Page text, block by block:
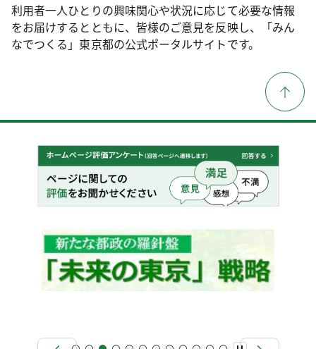
利用者一人ひとりの興味関心や状況に応じて必要な情報
をお届けするとともに、皆様のご意見を反映し、「みん
なでつくる」東京都の公式ポータルサイトです。